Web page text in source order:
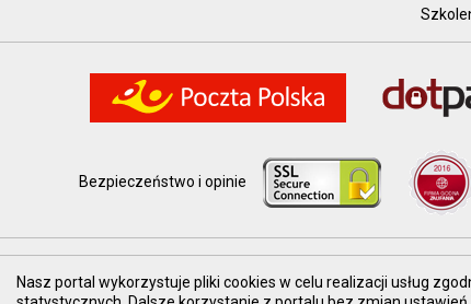
Bezpieczeństwo i opinie
Nasz portal wykorzystuje pliki cookies w celu realizacji usług